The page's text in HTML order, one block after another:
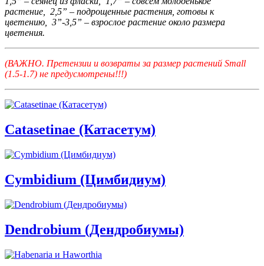
растение, 2,5” – подрощенные растения, готовы к
цветению, 3”-3,5” – взрослое растение около размера
цветения.
(ВАЖНО. Претензии и возвраты за размер растений Small
(1.5-1.7) не предусмотрены!!!)
Catasetinae (Катасетум)
Cymbidium (Цимбидиум)
Dendrobium (Дендробиумы)